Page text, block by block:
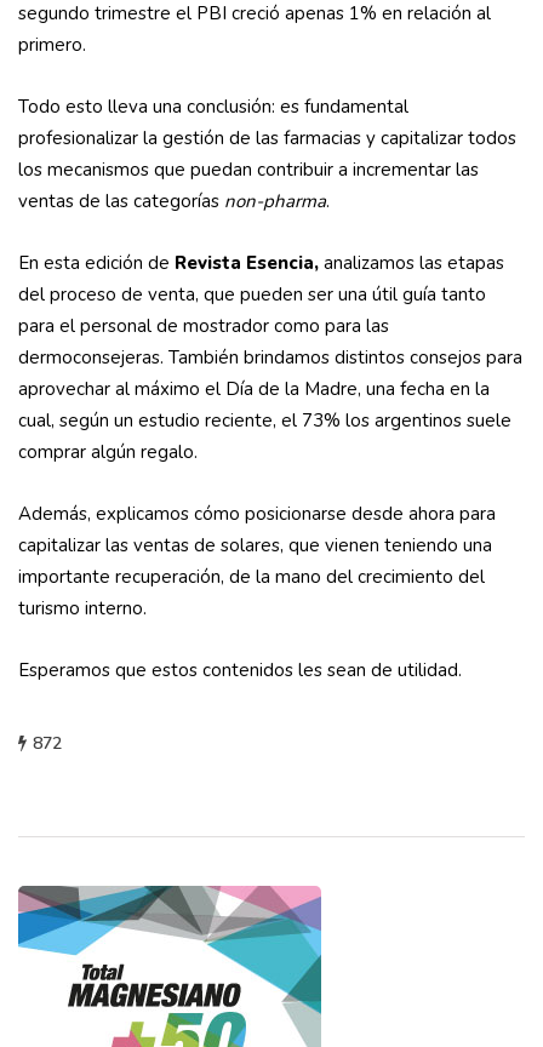
segundo trimestre el PBI creció apenas 1% en relación al
primero.
Todo esto lleva una conclusión: es fundamental
profesionalizar la gestión de las farmacias y capitalizar todos
los mecanismos que puedan contribuir a incrementar las
ventas de las categorías non-pharma.
En esta edición de Revista Esencia, analizamos las etapas
del proceso de venta, que pueden ser una útil guía tanto
para el personal de mostrador como para las
dermoconsejeras. También brindamos distintos consejos para
aprovechar al máximo el Día de la Madre, una fecha en la
cual, según un estudio reciente, el 73% los argentinos suele
comprar algún regalo.
Además, explicamos cómo posicionarse desde ahora para
capitalizar las ventas de solares, que vienen teniendo una
importante recuperación, de la mano del crecimiento del
turismo interno.
Esperamos que estos contenidos les sean de utilidad.
872